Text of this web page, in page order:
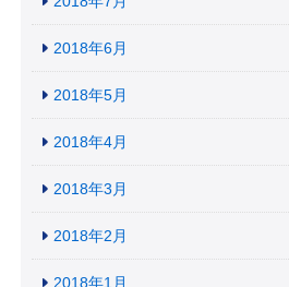
2018年6月
2018年5月
2018年4月
2018年3月
2018年2月
2018年1月